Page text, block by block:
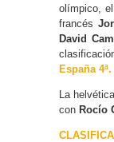
olímpico,
francés
David
España 4ª.
La helvética
con Rocío